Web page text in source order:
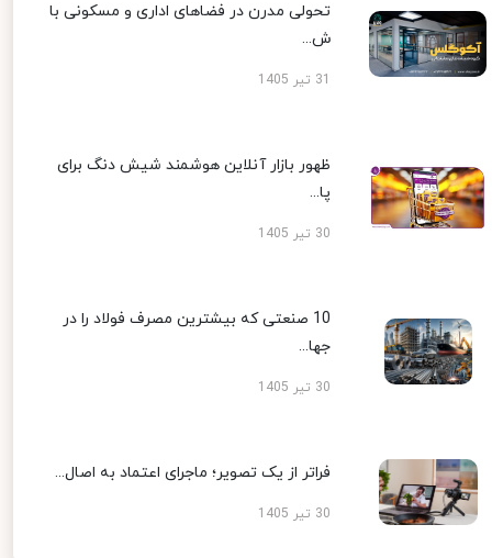
تحولی مدرن در فضاهای اداری و مسکونی با
ش...
ظهور بازار آنلاین هوشمند شیش دنگ برای
پا...
30 تیر 1405
10 صنعتی که بیشترین مصرف فولاد را در
جها...
30 تیر 1405
فراتر از یک تصویر؛ ماجرای اعتماد به اصال...
30 تیر 1405